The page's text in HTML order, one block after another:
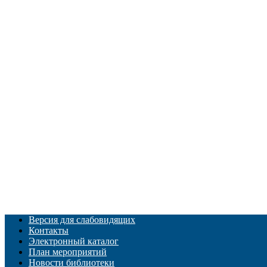
Версия для слабовидящих
Контакты
Электронный каталог
План мероприятий
Новости библиотеки